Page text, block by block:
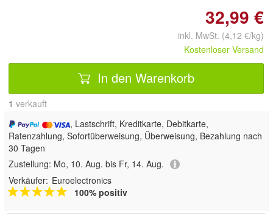
32,99 €
inkl. MwSt. (4,12 €/kg)
Kostenloser Versand
In den Warenkorb
1 verkauft
, Lastschrift, Kreditkarte, Debitkarte,
Ratenzahlung, Sofortüberweisung, Überweisung, Bezahlung nach
30 Tagen
Zustellung: Mo, 10. Aug. bis Fr, 14. Aug.
Verkäufer: Euroelectronics
100% positiv